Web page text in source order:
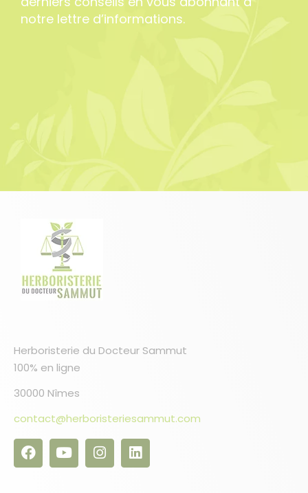
notre lettre d’informations.
Herboristerie du Docteur Sammut
100% en ligne
30000 Nîmes
contact@herboristeriesammut.com